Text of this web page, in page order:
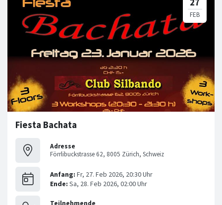
Fiesta Bachata
Adresse
Förrlibuckstrasse 62, 8005 Zürich, Schweiz